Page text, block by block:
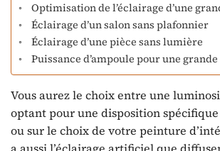
Optimisation de l’éclairage d’une
Éclairage d’un salon sans plafonnier
Éclairage d’une pièce sans lumière
Puissance d’ampoule pour une
Vous aurez le choix entre une
optant pour une disposition spécifique
ou sur le choix de votre peinture